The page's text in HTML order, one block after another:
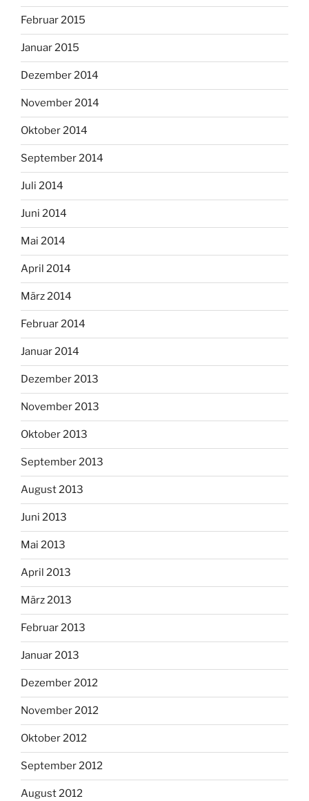
Februar 2015
Januar 2015
Dezember 2014
November 2014
Oktober 2014
September 2014
Juli 2014
Juni 2014
Mai 2014
April 2014
März 2014
Februar 2014
Januar 2014
Dezember 2013
November 2013
Oktober 2013
September 2013
August 2013
Juni 2013
Mai 2013
April 2013
März 2013
Februar 2013
Januar 2013
Dezember 2012
November 2012
Oktober 2012
September 2012
August 2012